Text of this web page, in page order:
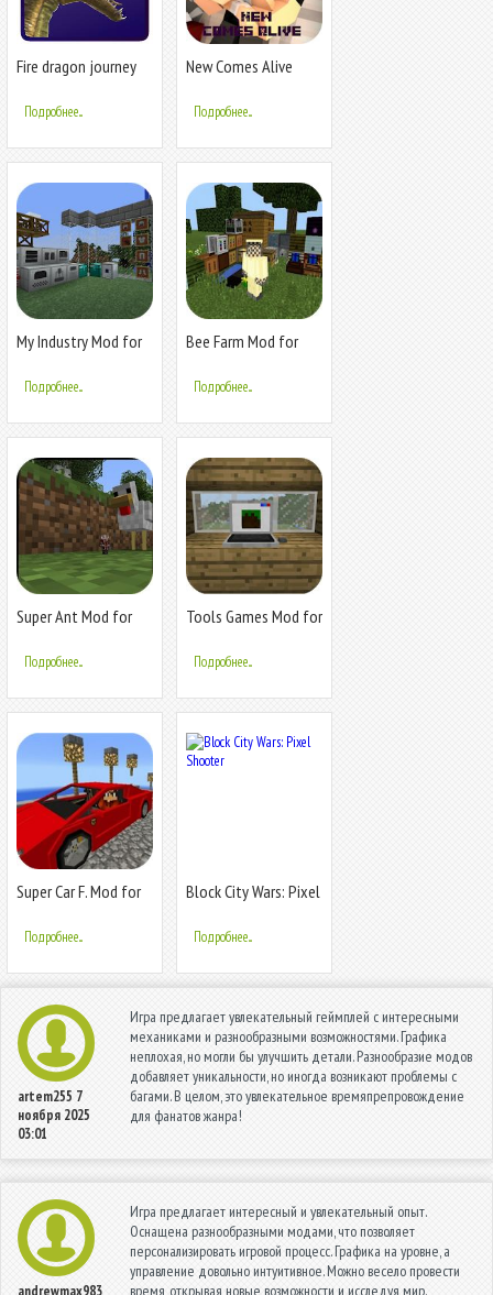
Fire dragon journey
Подробнее...
New Comes Alive
Подробнее...
My Industry Mod for
Подробнее...
Bee Farm Mod for
Подробнее...
Super Ant Mod for
Подробнее...
Tools Games Mod for
Подробнее...
Super Car F. Mod for
Подробнее...
Block City Wars: Pixel
Подробнее...
artem255 7
ноября 2025
03:01
Игра предлагает увлекательный геймплей с интересными
механиками и разнообразными возможностями. Графика
неплохая, но могли бы улучшить детали. Разнообразие модов
добавляет уникальности, но иногда возникают проблемы с
багами. В целом, это увлекательное времяпрепровождение
для фанатов жанра!
andrewmax983
Игра предлагает интересный и увлекательный опыт.
Оснащена разнообразными модами, что позволяет
персонализировать игровой процесс. Графика на уровне, а
управление довольно интуитивное. Можно весело провести
время, открывая новые возможности и исследуя мир.